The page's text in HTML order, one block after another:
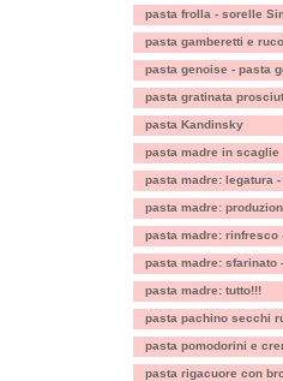
pasta frolla - sorelle
pasta gamberetti e
pasta genoise - pasta
pasta gratinata
pasta Kandinsky
pasta madre in scaglie
pasta madre: legatura
pasta madre:
pasta madre: rinfresco
pasta madre: sfarinato
pasta madre: tutto!!!
pasta pachino secchi
pasta pomodorini e
pasta rigacuore con